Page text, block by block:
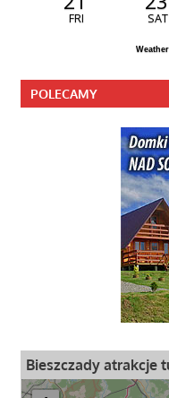
FRI SAT
POLECAMY
Bieszczady atrakcje